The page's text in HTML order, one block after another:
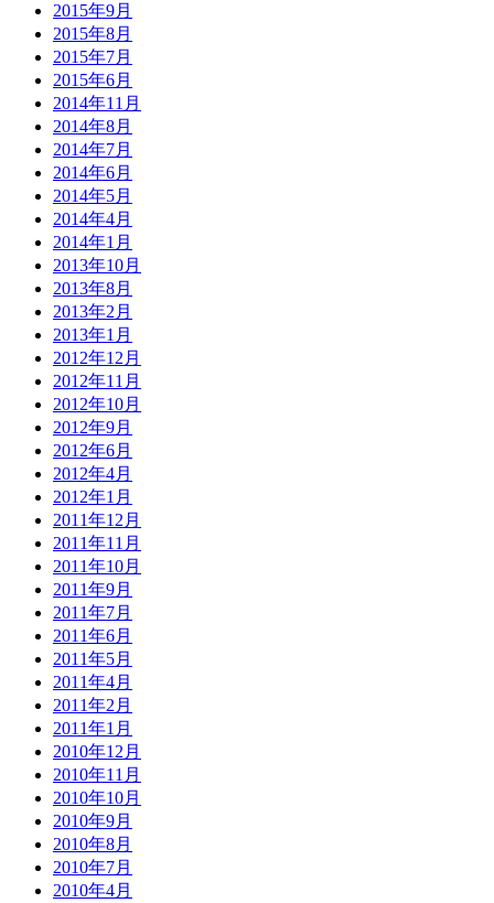
2015年9月
2015年8月
2015年7月
2015年6月
2014年11月
2014年8月
2014年7月
2014年6月
2014年5月
2014年4月
2014年1月
2013年10月
2013年8月
2013年2月
2013年1月
2012年12月
2012年11月
2012年10月
2012年9月
2012年6月
2012年4月
2012年1月
2011年12月
2011年11月
2011年10月
2011年9月
2011年7月
2011年6月
2011年5月
2011年4月
2011年2月
2011年1月
2010年12月
2010年11月
2010年10月
2010年9月
2010年8月
2010年7月
2010年4月